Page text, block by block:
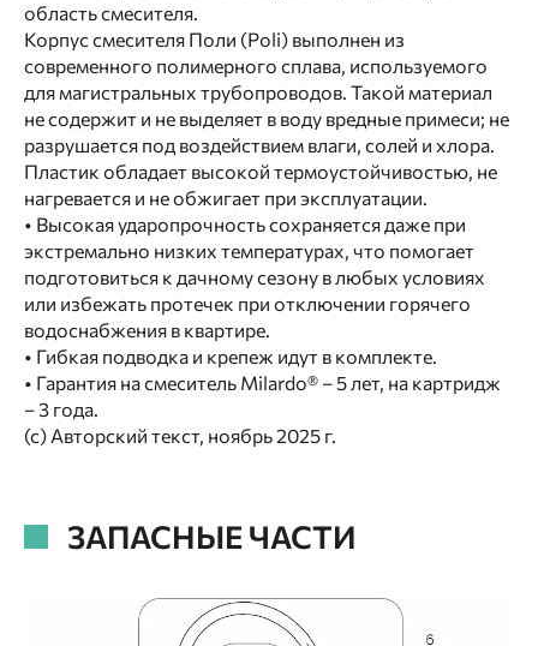
область смесителя.
Корпус смесителя Поли (Poli) выполнен из
современного полимерного сплава, используемого
для магистральных трубопроводов. Такой материал
не содержит и не выделяет в воду вредные примеси; не
разрушается под воздействием влаги, солей и хлора.
Пластик обладает высокой термоустойчивостью, не
нагревается и не обжигает при эксплуатации.
• Высокая ударопрочность сохраняется даже при
экстремально низких температурах, что помогает
подготовиться к дачному сезону в любых условиях
или избежать протечек при отключении горячего
водоснабжения в квартире.
• Гибкая подводка и крепеж идут в комплекте.
• Гарантия на смеситель Milardo® – 5 лет, на картридж
– 3 года.
(с) Авторский текст, ноябрь 2025 г.
ЗАПАСНЫЕ ЧАСТИ